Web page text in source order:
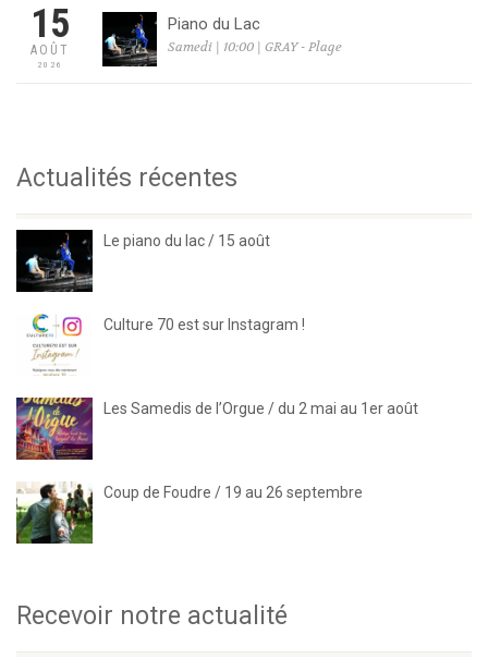
15
AOÛT
2026
Piano du Lac
Samedi | 10:00 | GRAY - Plage
Actualités récentes
Le piano du lac / 15 août
Culture 70 est sur Instagram !
Les Samedis de l’Orgue / du 2 mai au 1er août
Coup de Foudre / 19 au 26 septembre
Recevoir notre actualité